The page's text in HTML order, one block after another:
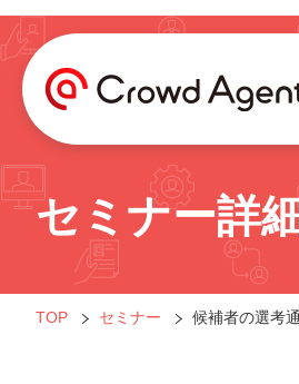
セミナー詳
TOP セミナー 候補者の選考